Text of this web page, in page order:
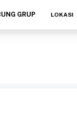
GRUP LOKASI